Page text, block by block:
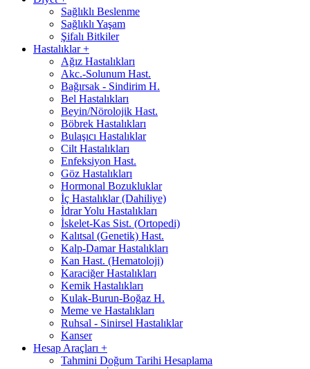
Sağlıklı Beslenme
Sağlıklı Yaşam
Şifalı Bitkiler
Hastalıklar+
Ağız Hastalıkları
Akc.-Solunum Hast.
Bağırsak - Sindirim H.
Bel Hastalıkları
Beyin/Nörolojik Hast.
Böbrek Hastalıkları
Bulaşıcı Hastalıklar
Cilt Hastalıkları
Enfeksiyon Hast.
Göz Hastalıkları
Hormonal Bozukluklar
İç Hastalıklar (Dahiliye)
İdrar Yolu Hastalıkları
İskelet-Kas Sist. (Ortopedi)
Kalıtsal (Genetik) Hast.
Kalp-Damar Hastalıkları
Kan Hast. (Hematoloji)
Karaciğer Hastalıkları
Kemik Hastalıkları
Kulak-Burun-Boğaz H.
Meme ve Hastalıkları
Ruhsal - Sinirsel Hastalıklar
Kanser
Hesap Araçları +
Tahmini Doğum Tarihi Hesaplama